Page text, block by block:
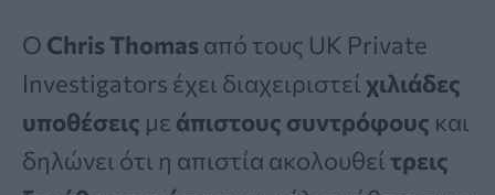
Ο Chris Thomasαπό τους UK Private
Investigators έχει διαχειριστεί χιλιάδες
υποθέσεις με άπιστους συντρόφους και
δηλώνει ότι η απιστία ακολουθεί τρεις